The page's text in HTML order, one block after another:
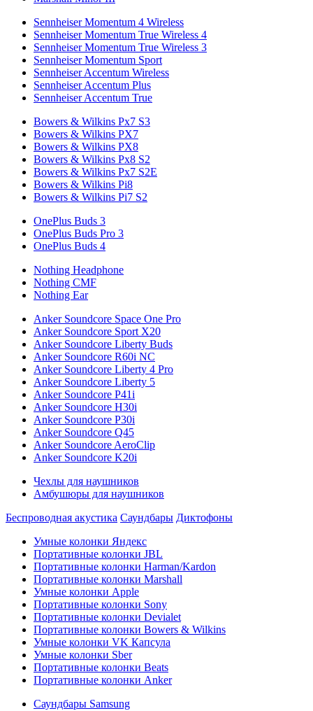
Sennheiser Momentum 4 Wireless
Sennheiser Momentum True Wireless 4
Sennheiser Momentum True Wireless 3
Sennheiser Momentum Sport
Sennheiser Accentum Wireless
Sennheiser Accentum Plus
Sennheiser Accentum True
Bowers & Wilkins Px7 S3
Bowers & Wilkins PX7
Bowers & Wilkins PX8
Bowers & Wilkins Px8 S2
Bowers & Wilkins Px7 S2E
Bowers & Wilkins Pi8
Bowers & Wilkins Pi7 S2
OnePlus Buds 3
OnePlus Buds Pro 3
OnePlus Buds 4
Nothing Headphone
Nothing CMF
Nothing Ear
Anker Soundcore Space One Pro
Anker Soundcore Sport X20
Anker Soundcore Liberty Buds
Anker Soundcore R60i NC
Anker Soundcore Liberty 4 Pro
Anker Soundcore Liberty 5
Anker Soundcore P41i
Anker Soundcore H30i
Anker Soundcore P30i
Anker Soundcore Q45
Anker Soundcore AeroClip
Anker Soundcore K20i
Чехлы для наушников
Амбушюры для наушников
Беспроводная акустика Саундбары Диктофоны
Умные колонки Яндекс
Портативные колонки JBL
Портативные колонки Harman/Kardon
Портативные колонки Marshall
Умные колонки Apple
Портативные колонки Sony
Портативные колонки Devialet
Портативные колонки Bowers & Wilkins
Умные колонки VK Капсула
Умные колонки Sber
Портативные колонки Beats
Портативные колонки Anker
Саундбары Samsung